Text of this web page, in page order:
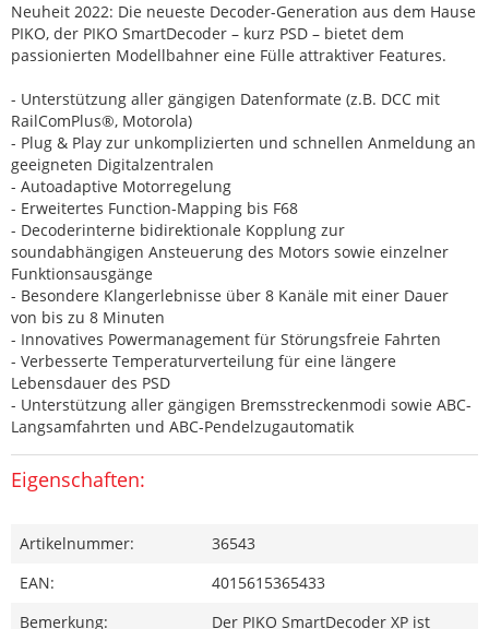
Neuheit 2022: Die neueste Decoder-Generation aus dem Hause
PIKO, der PIKO SmartDecoder – kurz PSD – bietet dem
passionierten Modellbahner eine Fülle attraktiver Features.
- Unterstützung aller gängigen Datenformate (z.B. DCC mit
RailComPlus®, Motorola)
- Plug & Play zur unkomplizierten und schnellen Anmeldung an
geeigneten Digitalzentralen
- Autoadaptive Motorregelung
- Erweitertes Function-Mapping bis F68
- Decoderinterne bidirektionale Kopplung zur
soundabhängigen Ansteuerung des Motors sowie einzelner
Funktionsausgänge
- Besondere Klangerlebnisse über 8 Kanäle mit einer Dauer
von bis zu 8 Minuten
- Innovatives Powermanagement für Störungsfreie Fahrten
- Verbesserte Temperaturverteilung für eine längere
Lebensdauer des PSD
- Unterstützung aller gängigen Bremsstreckenmodi sowie ABC-
Langsamfahrten und ABC-Pendelzugautomatik
Eigenschaften:
Artikelnummer:
36543
EAN:
4015615365433
Bemerkung:
Der PIKO SmartDecoder XP ist